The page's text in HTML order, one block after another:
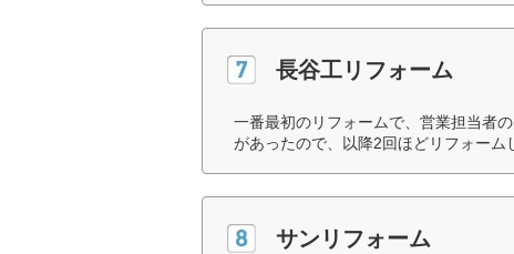
長谷工リフォーム
一番最初のリフォームで、営業担当者
があったので、以降2回ほどリフォーム
サンリフォーム